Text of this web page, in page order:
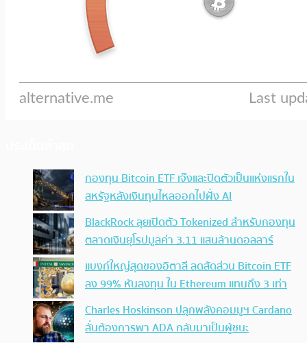
กองทุน Bitcoin ETF เจ๊งและปิดตัวเป็นแห่งแรกใน
สหรัฐหลังเงินทุนไหลออกไปฝั่ง AI
BlackRock ลุยเปิดตัว Tokenized สำหรับกองทุน
ตลาดเงินยุโรปมูลค่า 3.11 แสนล้านดอลลาร์
แบงก์ใหญ่สุดของอิตาลี ลดสัดส่วน Bitcoin ETF
ลง 99% หันลงทุน ใน Ethereum แทนถึง 3 เท่า
Charles Hoskinson ปลุกพลังคอมมูฯ Cardano
ลั่นต้องการพา ADA กลับมาเป็นผู้ชนะ